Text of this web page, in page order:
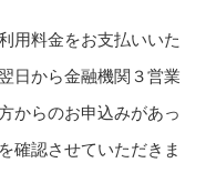
用料金をお支払いいた
日から金融機関３営業
からのお申込みがあっ
確認させていただきま